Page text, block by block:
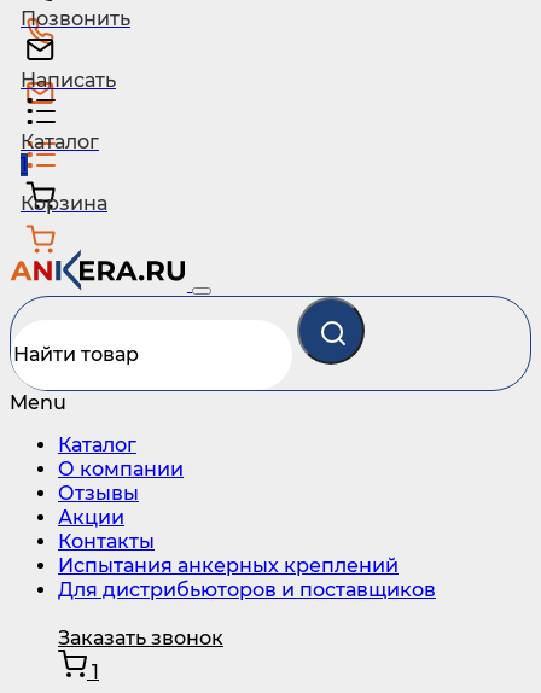
Позвонить
Написать
Каталог
1
Корзина
Menu
Каталог
О компании
Отзывы
Акции
Контакты
Испытания анкерных креплений
Для дистрибьюторов и поставщиков
Заказать звонок
1